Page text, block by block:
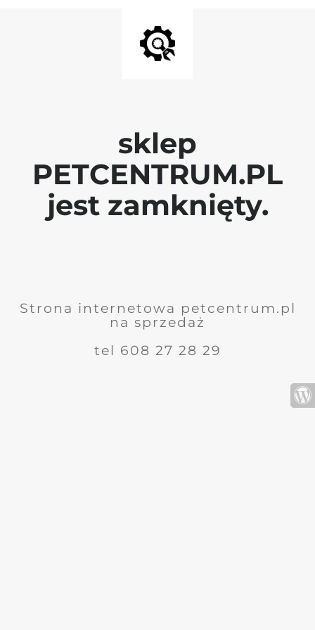
sklep
PETCENTRUM.PL
jest zamknięty.
Strona internetowa petcentrum.pl
na sprzedaż
tel 608 27 28 29